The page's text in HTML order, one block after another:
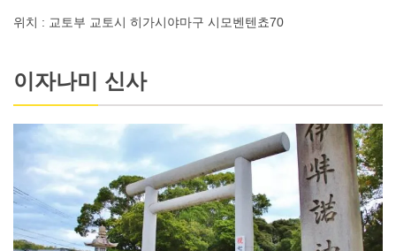
위치 : 교토부 교토시 히가시야마구 시모벤텐쵸70
이자나미 신사